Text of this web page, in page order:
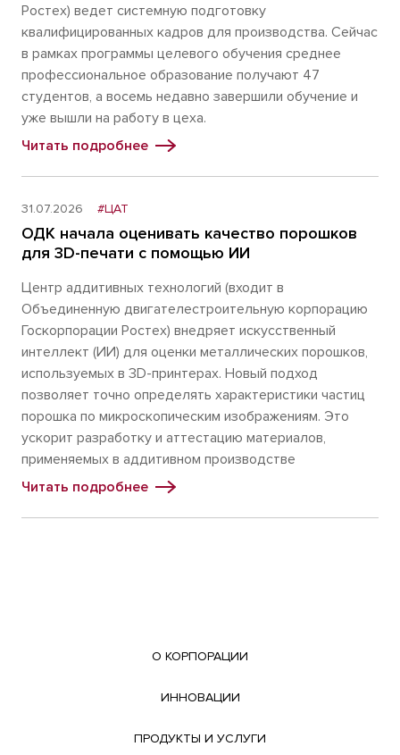
Ростех) ведет системную подготовку
квалифицированных кадров для производства. Сейчас
в рамках программы целевого обучения среднее
профессиональное образование получают 47
студентов, а восемь недавно завершили обучение и
уже вышли на работу в цеха.
Читать подробнее
31.07.2026 #ЦАТ
ОДК начала оценивать качество порошков
для 3D-печати с помощью ИИ
Центр аддитивных технологий (входит в
Объединенную двигателестроительную корпорацию
Госкорпорации Ростех) внедряет искусственный
интеллект (ИИ) для оценки металлических порошков,
используемых в 3D-принтерах. Новый подход
позволяет точно определять характеристики частиц
порошка по микроскопическим изображениям. Это
ускорит разработку и аттестацию материалов,
применяемых в аддитивном производстве
Читать подробнее
О КОРПОРАЦИИ
ИННОВАЦИИ
ПРОДУКТЫ И УСЛУГИ